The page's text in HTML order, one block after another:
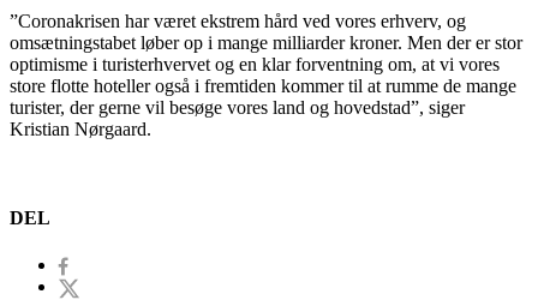
”Coronakrisen har været ekstrem hård ved vores erhverv, og
omsætningstabet løber op i mange milliarder kroner. Men der er stor
optimisme i turisterhvervet og en klar forventning om, at vi vores
store flotte hoteller også i fremtiden kommer til at rumme de mange
turister, der gerne vil besøge vores land og hovedstad”, siger
Kristian Nørgaard.
DEL